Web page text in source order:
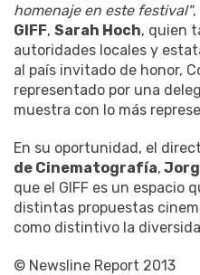
homenaje en este festival",
GIFF, Sarah Hoch, quien
autoridades locales y
al país invitado de honor,
representado por una
muestra con lo más
En su oportunidad, el
de Cinematografía,
que el GIFF es un espacio
distintas propuestas
como distintivo la
© Newsline Report 2013